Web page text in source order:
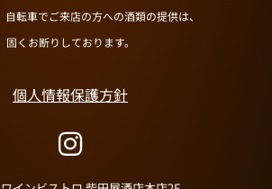
自転車でご来店の方への酒類の提供は、
固くお断りしております。
個人情報保護方針